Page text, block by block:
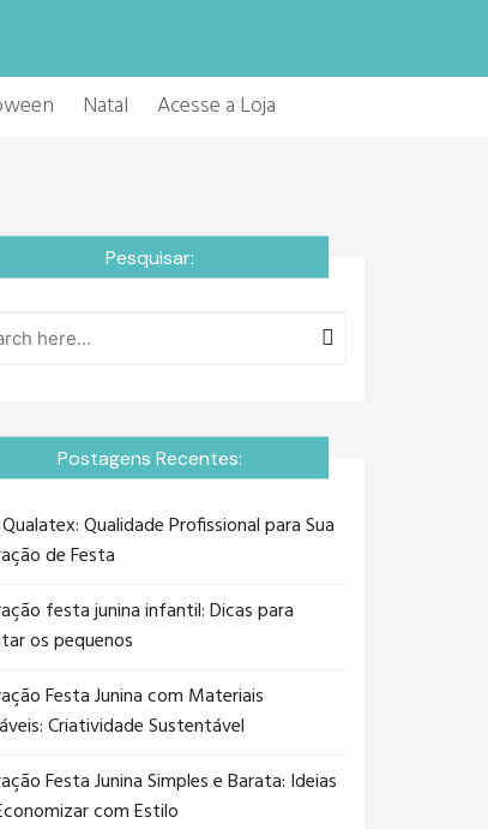
Natal Acesse a Loja
Pesquisar:
Postagens Recentes:
Qualidade Profissional para Sua
de Festa
festa junina infantil: Dicas para
os pequenos
Festa Junina com Materiais
Criatividade Sustentável
Festa Junina Simples e Barata: Ideias
com Estilo